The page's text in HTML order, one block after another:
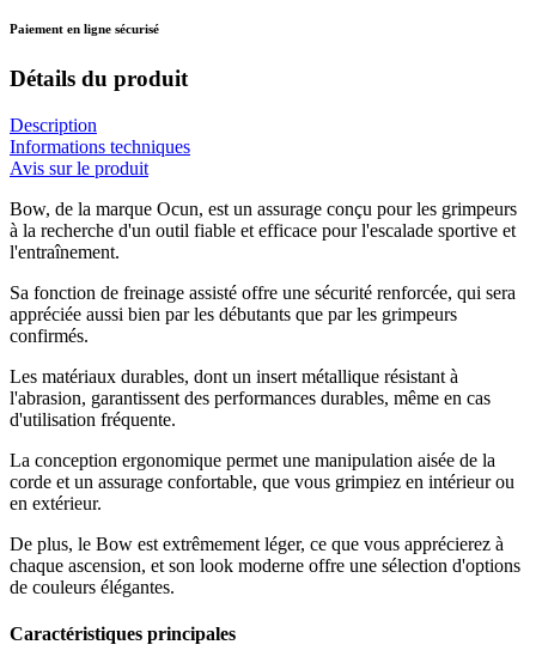
Paiement en ligne sécurisé
Détails du produit
Description
Informations techniques
Avis sur le produit
Bow, de la marque Ocun, est un assurage conçu pour les grimpeurs
à la recherche d'un outil fiable et efficace pour l'escalade sportive et
l'entraînement.
Sa fonction de freinage assisté offre une sécurité renforcée, qui sera
appréciée aussi bien par les débutants que par les grimpeurs
confirmés.
Les matériaux durables, dont un insert métallique résistant à
l'abrasion, garantissent des performances durables, même en cas
d'utilisation fréquente.
La conception ergonomique permet une manipulation aisée de la
corde et un assurage confortable, que vous grimpiez en intérieur ou
en extérieur.
De plus, le Bow est extrêmement léger, ce que vous apprécierez à
chaque ascension, et son look moderne offre une sélection d'options
de couleurs élégantes.
Caractéristiques principales